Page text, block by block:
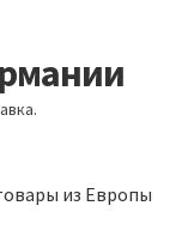
из Европы